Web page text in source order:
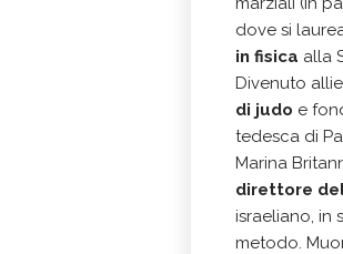
dove si
in fisica alla
Divenuto
di judo e
tedesca di
Marina
direttore
israeliano, in
metodo.